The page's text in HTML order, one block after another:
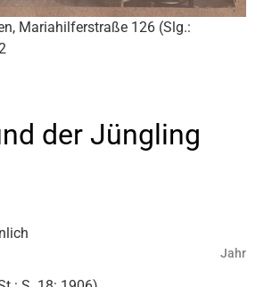
Mariahilferstraße 126 (Slg.:
der Jüngling
Jahr